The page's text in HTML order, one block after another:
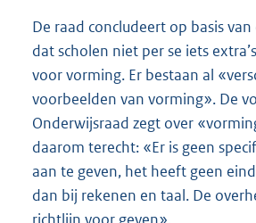
De raad concludeert op basis
dat scholen niet per se iets
voor vorming. Er bestaan al
voorbeelden van vorming». De
Onderwijsraad zegt over
daarom terecht: «Er is geen
aan te geven, het heeft geen
dan bij rekenen en taal. De